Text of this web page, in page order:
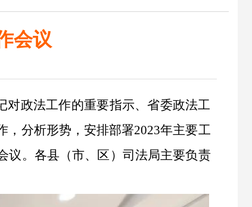
会议
对政法工作的重要指示、省委政法工
，分析形势，安排部署2023年主要工
议。各县（市、区）司法局主要负责